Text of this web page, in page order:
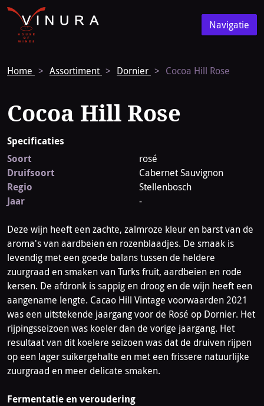
Vinura
Navigatie
Navigatie
Home Assortiment Dornier Cocoa Hill Rose
Cocoa Hill Rose
Specificaties
Soort
rosé
Druifsoort
Cabernet Sauvignon
Regio
Stellenbosch
Jaar
-
Deze wijn heeft een zachte, zalmroze kleur en barst van de
aroma's van aardbeien en rozenblaadjes. De smaak is
levendig met een goede balans tussen de heldere
zuurgraad en smaken van Turks fruit, aardbeien en rode
kersen. De afdronk is sappig en droog en de wijn heeft een
aangename lengte. Cacao Hill Vintage voorwaarden 2021
was een uitstekende jaargang voor de Rosé op Dornier. Het
rijpingsseizoen was koeler dan de vorige jaargang. Het
resultaat van dit koelere seizoen was dat de druiven rijpen
op een lager suikergehalte en met een frissere natuurlijke
zuurgraad en meer delicate smaken.
Fermentatie en veroudering